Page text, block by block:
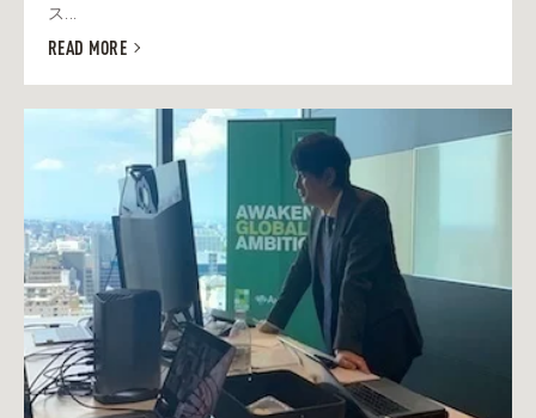
ス...
READ MORE